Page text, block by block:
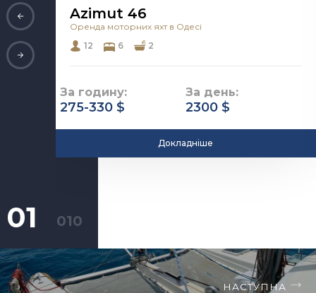
Azimut 46
Оренда моторних яхт в Одесі
12
6 2
За годину:
275-330 $
За день:
2300 $
Докладніше
НАСТУПНА